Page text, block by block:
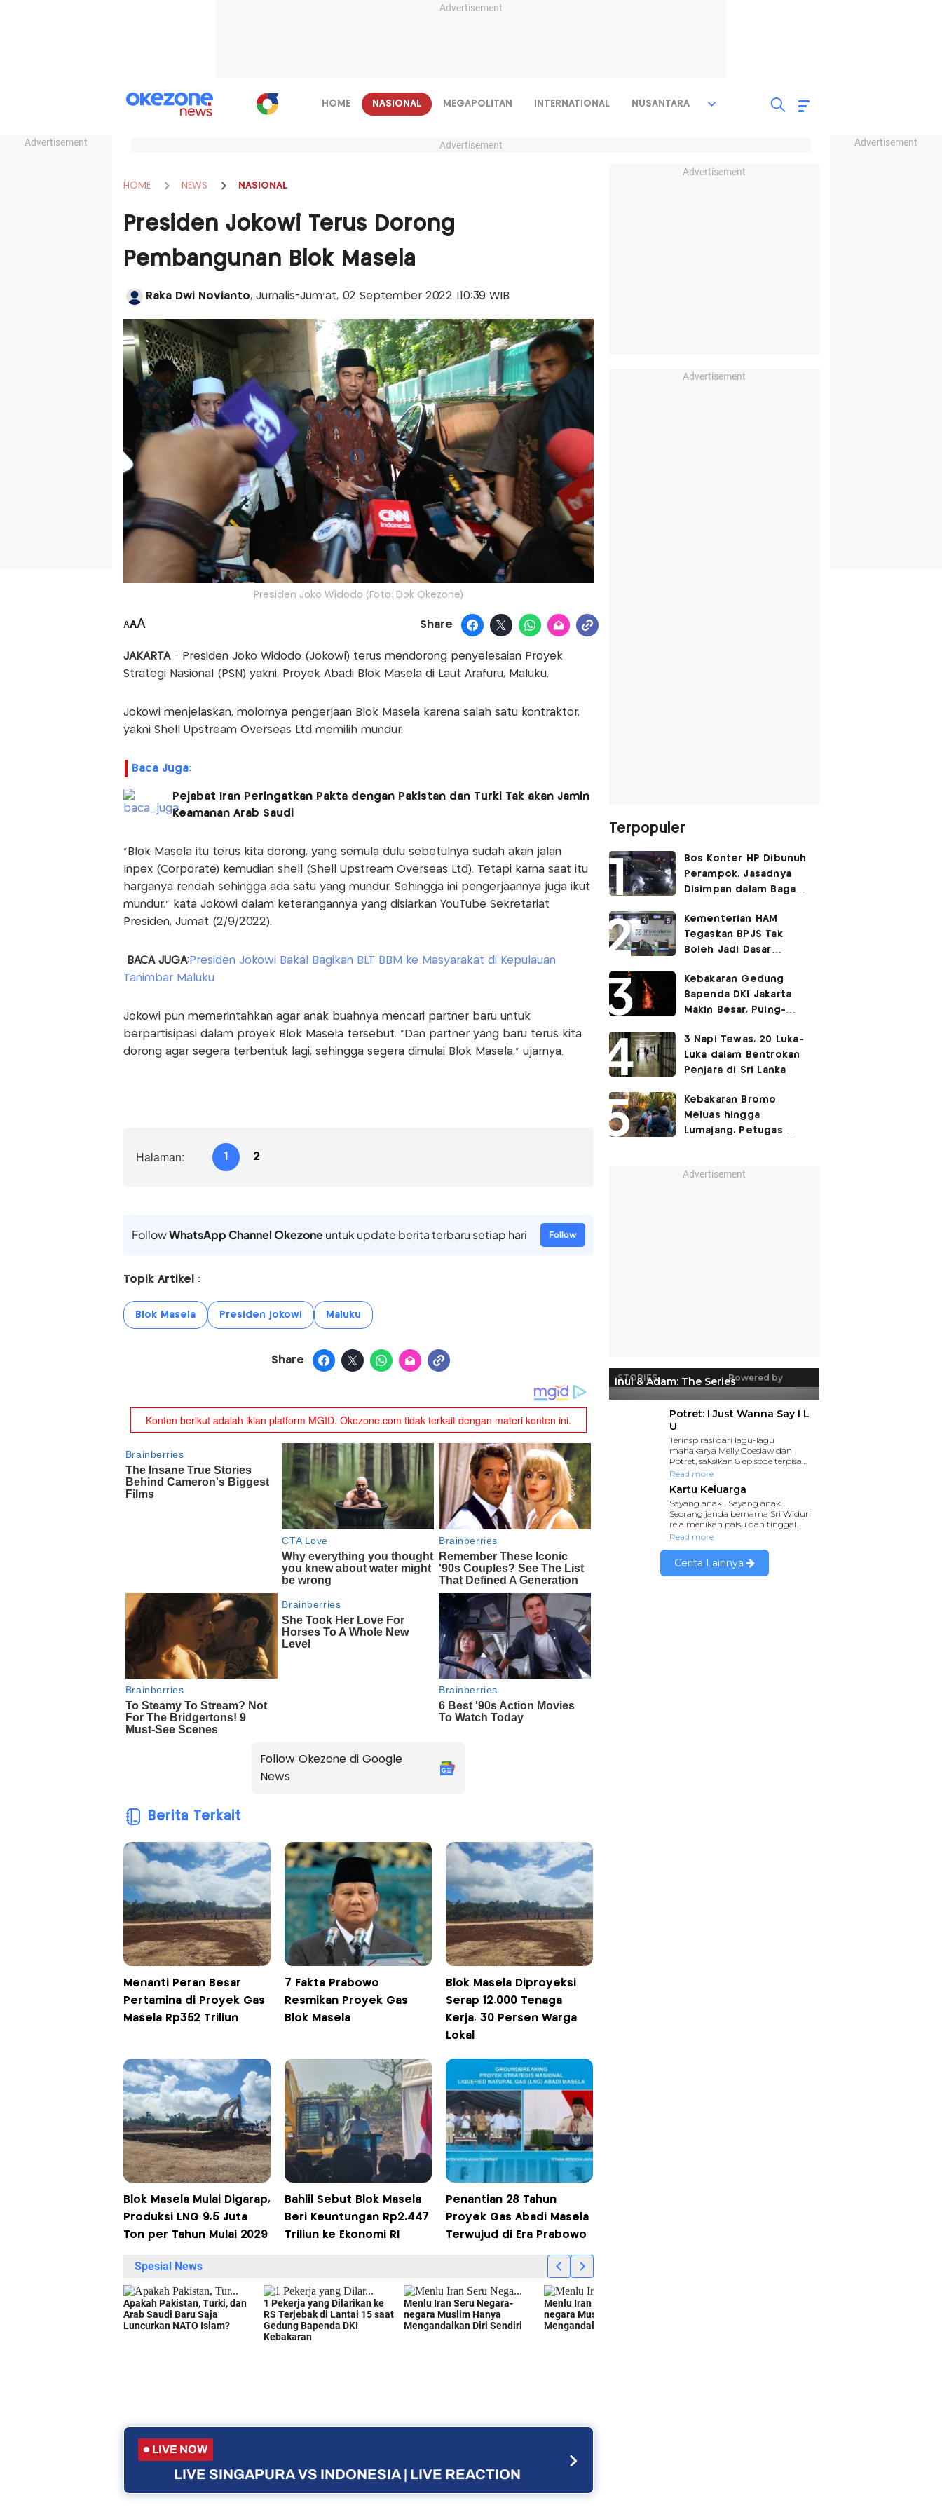
Advertisement
Advertisement Advertisement
HOME NASIONAL MEGAPOLITAN INTERNATIONAL NUSANTARA
Advertisement
HOME NEWS NASIONAL
Presiden Jokowi Terus Dorong
Pembangunan Blok Masela
Raka Dwi Novianto, Jurnalis-Jum'at, 02 September 2022 |10:39 WIB
Presiden Joko Widodo (Foto: Dok Okezone)
AAA Share
JAKARTA - Presiden Joko Widodo (Jokowi) terus mendorong penyelesaian Proyek
Strategi Nasional (PSN) yakni, Proyek Abadi Blok Masela di Laut Arafuru, Maluku.
Jokowi menjelaskan, molornya pengerjaan Blok Masela karena salah satu kontraktor,
yakni Shell Upstream Overseas Ltd memilih mundur.
Baca Juga:
Pejabat Iran Peringatkan Pakta dengan Pakistan dan Turki Tak akan Jamin
Keamanan Arab Saudi
"Blok Masela itu terus kita dorong, yang semula dulu sebetulnya sudah akan jalan
Inpex (Corporate) kemudian shell (Shell Upstream Overseas Ltd). Tetapi karna saat itu
harganya rendah sehingga ada satu yang mundur. Sehingga ini pengerjaannya juga ikut
mundur," kata Jokowi dalam keterangannya yang disiarkan YouTube Sekretariat
Presiden, Jumat (2/9/2022).
BACA JUGA:Presiden Jokowi Bakal Bagikan BLT BBM ke Masyarakat di Kepulauan
Tanimbar Maluku
Jokowi pun memerintahkan agar anak buahnya mencari partner baru untuk
berpartisipasi dalam proyek Blok Masela tersebut. "Dan partner yang baru terus kita
dorong agar segera terbentuk lagi, sehingga segera dimulai Blok Masela," ujarnya.
Halaman: 1 2
FollowWhatsApp Channel Okezoneuntuk update berita terbaru setiap hari Follow
Topik Artikel :
Blok Masela Presiden jokowi Maluku
Share
Follow Okezone di Google
News
Berita Terkait
Menanti Peran Besar
Pertamina di Proyek Gas
Masela Rp352 Triliun
7 Fakta Prabowo
Resmikan Proyek Gas
Blok Masela
Blok Masela Diproyeksi
Serap 12.000 Tenaga
Kerja, 30 Persen Warga
Lokal
Blok Masela Mulai Digarap,
Produksi LNG 9,5 Juta
Ton per Tahun Mulai 2029
Bahlil Sebut Blok Masela
Beri Keuntungan Rp2.447
Triliun ke Ekonomi RI
Penantian 28 Tahun
Proyek Gas Abadi Masela
Terwujud di Era Prabowo
LIVE NOW
LIVE SINGAPURA VS INDONESIA | LIVE REACTION
Advertisement
Advertisement
Terpopuler
Bos Konter HP Dibunuh
Perampok, Jasadnya
Disimpan dalam Bagasi
Kementerian HAM
Tegaskan BPJS Tak
Boleh Jadi Dasar
Layanan Kesehatan
Kebakaran Gedung
Bapenda DKI Jakarta
Makin Besar, Puing-
3 Napi Tewas, 20 Luka-
Luka dalam Bentrokan
Penjara di Sri Lanka
Kebakaran Bromo
Meluas hingga
Lumajang, Petugas
Advertisement